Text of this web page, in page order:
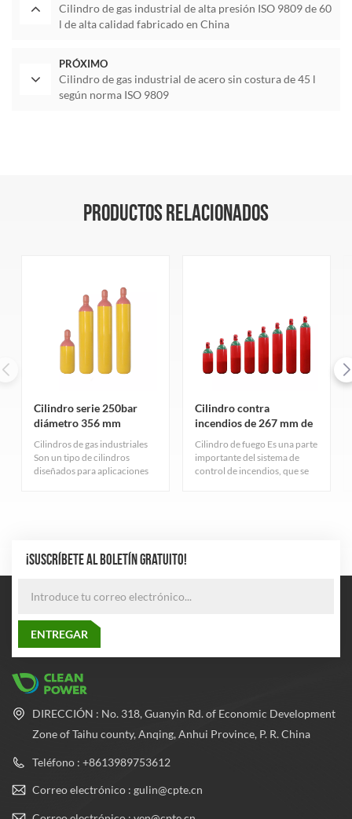
Cilindro de gas industrial de alta presión ISO 9809 de 60
l de alta calidad fabricado en China
PRÓXIMO
Cilindro de gas industrial de acero sin costura de 45 l
según norma ISO 9809
PRODUCTOS RELACIONADOS
Cilindro serie 250bar
diámetro 356 mm
Cilindros de gas industriales
Son un tipo de cilindros
diseñados para aplicaciones
Cilindro contra
incendios de 267 mm de
diámetro y 150 bar
Cilindro de fuego Es una parte
importante del sistema de
control de incendios, que se
¡SUSCRÍBETE AL BOLETÍN GRATUITO!
DIRECCIÓN : No. 318, Guanyin Rd. of Economic Development
Zone of Taihu county, Anqing, Anhui Province, P. R. China
Teléfono : +8613989753612
Correo electrónico : gulin@cpte.cn